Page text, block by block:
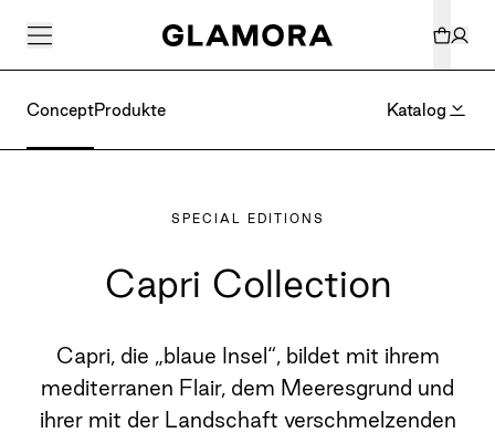
ConceptProdukte Katalog
SPECIAL EDITIONS
Capri Collection
Capri, die „blaue Insel“, bildet mit ihrem
mediterranen Flair, dem Meeresgrund und
ihrer mit der Landschaft verschmelzenden